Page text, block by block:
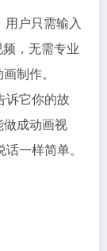
户只需输入
，无需专业
制作。
诉它你的故
成动画视
一样简单。